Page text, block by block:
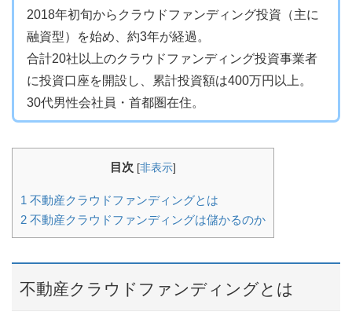
2018年初旬からクラウドファンディング投資（主に
融資型）を始め、約3年が経過。
合計20社以上のクラウドファンディング投資事業者
に投資口座を開設し、累計投資額は400万円以上。
30代男性会社員・首都圏在住。
目次 [非表示]
1 不動産クラウドファンディングとは
2 不動産クラウドファンディングは儲かるのか
不動産クラウドファンディングとは